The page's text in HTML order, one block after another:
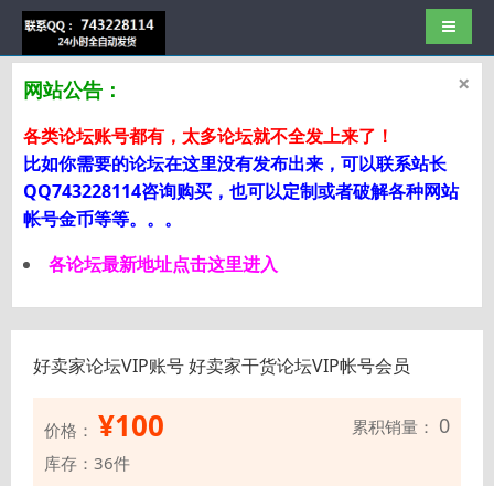
导航切
×
网站公告：
各类论坛账号都有，太多论坛就不全发上来了！
比如你需要的论坛在这里没有发布出来，可以联系站长
QQ743228114咨询购买，也可以定制或者破解各种网站
帐号金币等等。。。
各论坛最新地址点击这里进入
好卖家论坛VIP账号 好卖家干货论坛VIP帐号会员
价格： ¥100 累积销量： 0
库存：36件